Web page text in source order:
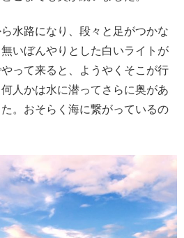
水路になり、段々と足がつかな
いぼんやりとした白いライトが
って来ると、ようやくそこが行
人かは水に潜ってさらに奥があ
。おそらく海に繋がっているの